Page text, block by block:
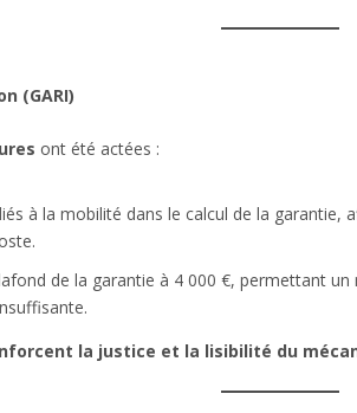
(GARI)
ont été actées :
à la mobilité dans le calcul de la garantie,
de la garantie à 4 000 €, permettant
la justice et la lisibilité du